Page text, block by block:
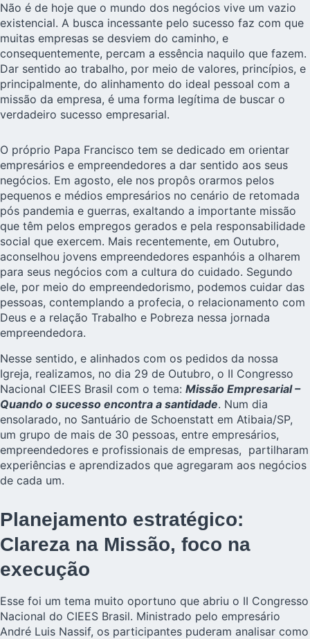
Não é de hoje que o mundo dos negócios vive um vazio
existencial. A busca incessante pelo sucesso faz com que
muitas empresas se desviem do caminho, e
consequentemente, percam a essência naquilo que fazem.
Dar sentido ao trabalho, por meio de valores, princípios, e
principalmente, do alinhamento do ideal pessoal com a
missão da empresa, é uma forma legítima de buscar o
verdadeiro sucesso empresarial.
O próprio Papa Francisco tem se dedicado em orientar
empresários e empreendedores a dar sentido aos seus
negócios. Em agosto, ele nos propôs orarmos pelos
pequenos e médios empresários no cenário de retomada
pós pandemia e guerras, exaltando a importante missão
que têm pelos empregos gerados e pela responsabilidade
social que exercem. Mais recentemente, em Outubro,
aconselhou jovens empreendedores espanhóis a olharem
para seus negócios com a cultura do cuidado. Segundo
ele, por meio do empreendedorismo, podemos cuidar das
pessoas, contemplando a profecia, o relacionamento com
Deus e a relação Trabalho e Pobreza nessa jornada
empreendedora.
Nesse sentido, e alinhados com os pedidos da nossa
Igreja, realizamos, no dia 29 de Outubro, o II Congresso
Nacional CIEES Brasil com o tema: Missão Empresarial –
Quando o sucesso encontra a santidade. Num dia
ensolarado, no Santuário de Schoenstatt em Atibaia/SP,
um grupo de mais de 30 pessoas, entre empresários,
empreendedores e profissionais de empresas, partilharam
experiências e aprendizados que agregaram aos negócios
de cada um.
Planejamento estratégico:
Clareza na Missão, foco na
execução
Esse foi um tema muito oportuno que abriu o II Congresso
Nacional do CIEES Brasil. Ministrado pelo empresário
André Luis Nassif, os participantes puderam analisar como